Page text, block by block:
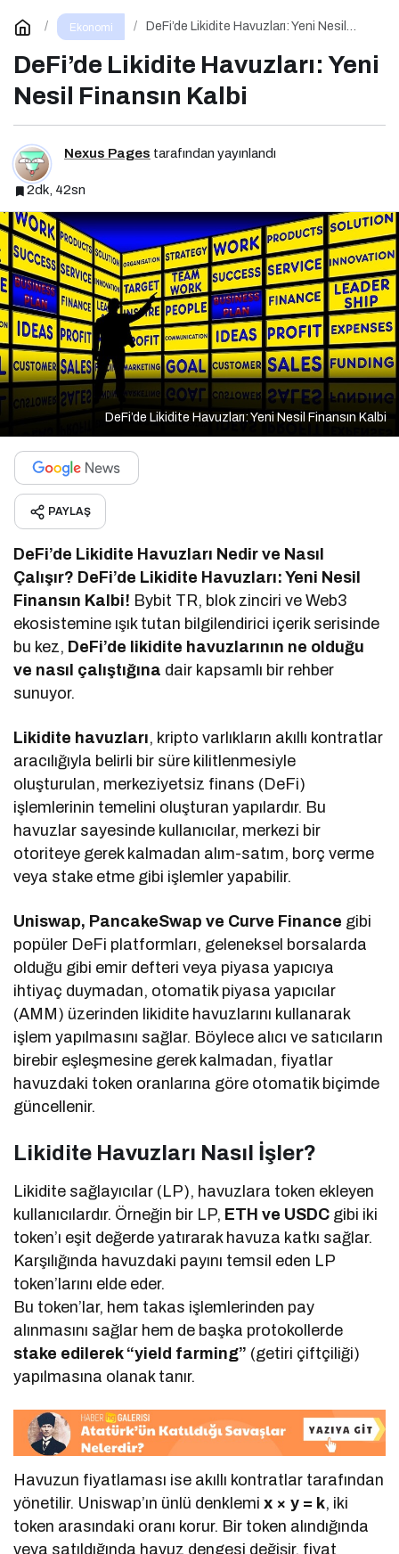
Ekonomi
DeFi’de Likidite Havuzları: Yeni Nesil
DeFi’de Likidite Havuzları: Yeni
Nesil Finansın Kalbi
Nexus Pages tarafından yayınlandı
2dk, 42sn
DeFi’de Likidite Havuzları: Yeni Nesil Finansın Kalbi
PAYLAŞ
DeFi’de Likidite Havuzları Nedir ve Nasıl
Çalışır? DeFi’de Likidite Havuzları: Yeni Nesil
Finansın Kalbi! Bybit TR, blok zinciri ve Web3
ekosistemine ışık tutan bilgilendirici içerik serisinde
bu kez, DeFi’de likidite havuzlarının ne olduğu
ve nasıl çalıştığına dair kapsamlı bir rehber
sunuyor.
Likidite havuzları, kripto varlıkların akıllı kontratlar
aracılığıyla belirli bir süre kilitlenmesiyle
oluşturulan, merkeziyetsiz finans (DeFi)
işlemlerinin temelini oluşturan yapılardır. Bu
havuzlar sayesinde kullanıcılar, merkezi bir
otoriteye gerek kalmadan alım-satım, borç verme
veya stake etme gibi işlemler yapabilir.
Uniswap, PancakeSwap ve Curve Finance gibi
popüler DeFi platformları, geleneksel borsalarda
olduğu gibi emir defteri veya piyasa yapıcıya
ihtiyaç duymadan, otomatik piyasa yapıcılar
(AMM) üzerinden likidite havuzlarını kullanarak
işlem yapılmasını sağlar. Böylece alıcı ve satıcıların
birebir eşleşmesine gerek kalmadan, fiyatlar
havuzdaki token oranlarına göre otomatik biçimde
güncellenir.
Likidite Havuzları Nasıl İşler?
Likidite sağlayıcılar (LP), havuzlara token ekleyen
kullanıcılardır. Örneğin bir LP, ETH ve USDC gibi iki
token’ı eşit değerde yatırarak havuza katkı sağlar.
Karşılığında havuzdaki payını temsil eden LP
token’larını elde eder.
Bu token’lar, hem takas işlemlerinden pay
alınmasını sağlar hem de başka protokollerde
stake edilerek “yield farming” (getiri çiftçiliği)
yapılmasına olanak tanır.
Havuzun fiyatlaması ise akıllı kontratlar tarafından
yönetilir. Uniswap’ın ünlü denklemix × y = k, iki
token arasındaki oranı korur. Bir token alındığında
veya satıldığında havuz dengesi değişir, fiyat